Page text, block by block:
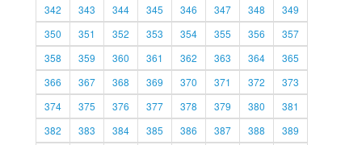
342
343 344 345 346 347 348
349
350
351 352 353 354 355 356
357
358
359 360 361 362 363 364
365
366
367 368 369 370 371 372
373
374
375 376 377 378 379 380
381
382
383 384 385 386 387 388
389